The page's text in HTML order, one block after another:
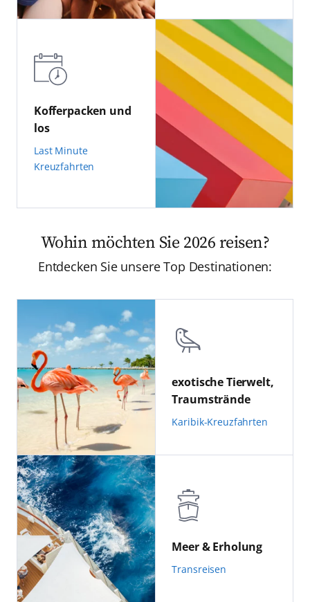
Last Minute
Kreuzfahrten
Kofferpacken und
los
Wohin möchten Sie 2026 reisen?
Entdecken Sie unsere Top Destinationen:
Karibik-Kreuzfahrten
exotische Tierwelt,
Traumstrände
Transreisen
Meer & Erholung